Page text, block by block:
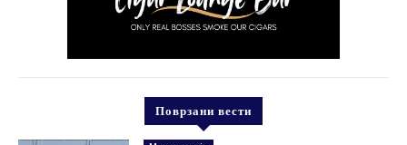
Поврзани вести